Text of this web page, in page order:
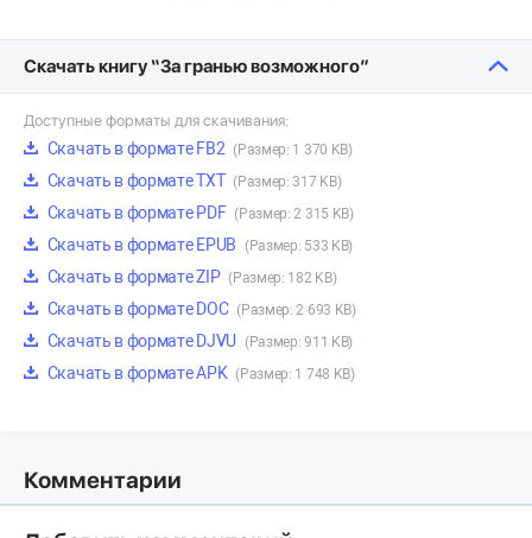
Скачать книгу “За гранью возможного”
Доступные форматы для скачивания:
Скачать в формате FB2 (Размер: 1 370 KB)
Скачать в формате TXT (Размер: 317 KB)
Скачать в формате PDF (Размер: 2 315 KB)
Скачать в формате EPUB (Размер: 533 KB)
Скачать в формате ZIP (Размер: 182 KB)
Скачать в формате DOC (Размер: 2 693 KB)
Скачать в формате DJVU (Размер: 911 KB)
Скачать в формате APK (Размер: 1 748 KB)
Комментарии